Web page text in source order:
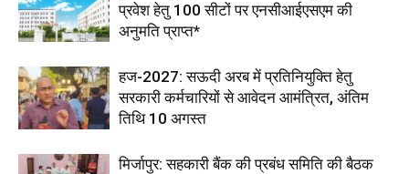
प्रवेश हेतु 100 सीटों पर एनसीआईएसएम की
अनुमति प्राप्त*
हज-2027: सऊदी अरब में प्रतिनियुक्ति हेतु
सरकारी कर्मचारियों से आवेदन आमंत्रित, अंतिम
तिथि 10 अगस्त
मिर्जापुर: सहकारी बैंक की प्रबंध समिति की बैठक